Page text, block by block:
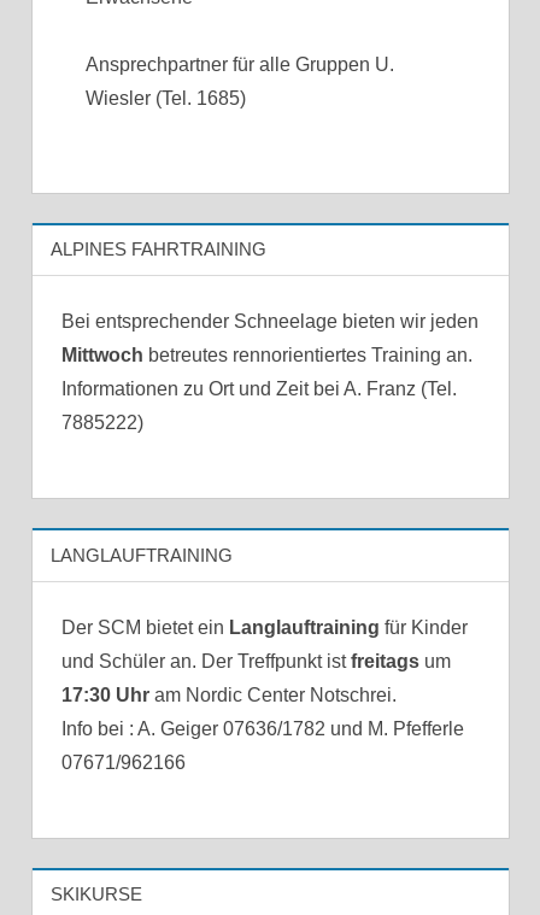
Ansprechpartner für alle Gruppen U.
Wiesler (Tel. 1685)
ALPINES FAHRTRAINING
Bei entsprechender Schneelage bieten wir jeden
Mittwoch betreutes rennorientiertes Training an.
Informationen zu Ort und Zeit bei A. Franz (Tel.
7885222)
LANGLAUFTRAINING
Der SCM bietet ein Langlauftraining für Kinder
und Schüler an. Der Treffpunkt istfreitagsum
17:30 Uhram Nordic Center Notschrei.
Info bei : A. Geiger 07636/1782 und M. Pfefferle
07671/962166
SKIKURSE